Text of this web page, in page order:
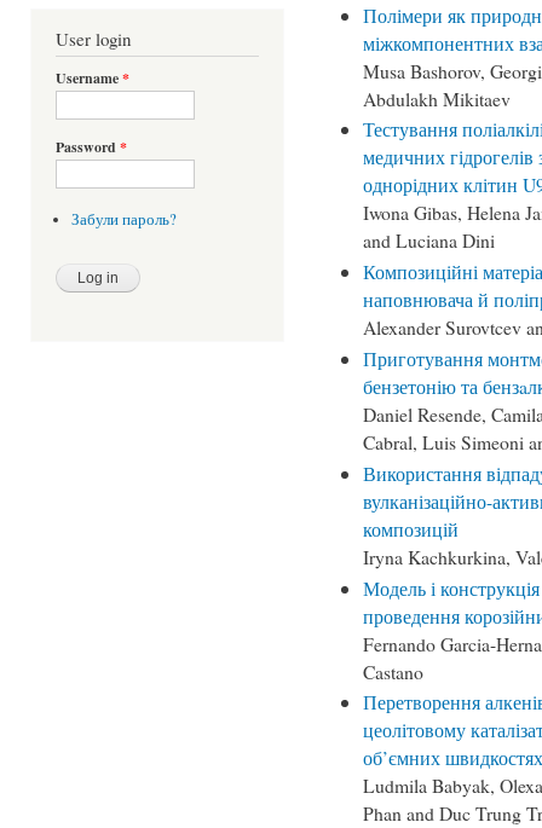
User login
Username*
Password *
Забули пароль?
Полімери як
міжкомпонентних
Musa Bashorov,
Abdulakh Mikitaev
Тестування
медичних
однорідних клітин
Iwona Gibas, Helena
and Luciana Dini
Композиційні
наповнювача й
Alexander Surovtcev
Приготування
бензетонію та
Daniel Resende,
Cabral, Luis Simeoni
Використання
вулканізаційно-
композицій
Iryna Kachkurkina,
Модель і
проведення
Fernando Garcia-
Castano
Перетворення
цеолітовому
об’ємних швидкостях
Ludmila Babyak,
Phan and Duc Trung